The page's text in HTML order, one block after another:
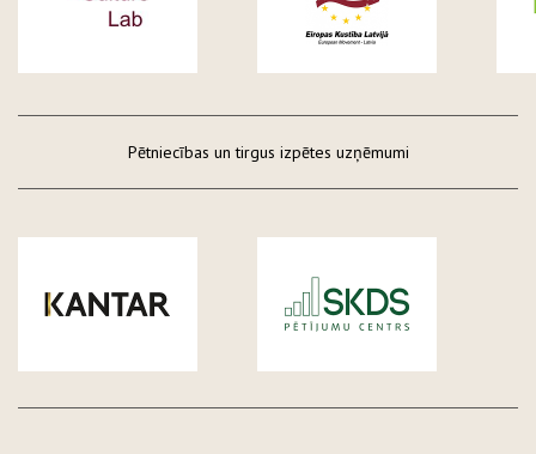
Pētniecības un tirgus izpētes uzņēmumi